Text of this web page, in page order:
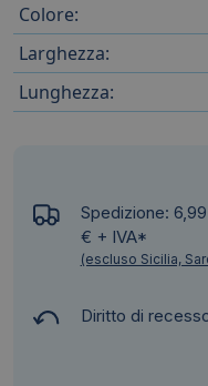
Colore:
Larghezza:
Lunghezza:
Spedizione:
€ + IVA*
(escluso Sicilia,
Diritto di